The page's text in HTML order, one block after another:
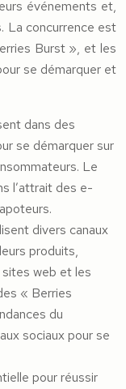
événements et,
La concurrence est
Burst », et les
se démarquer et
dans des
se démarquer sur
Le
l’attrait des e-
divers canaux
produits,
web et les
« Berries
du
sociaux pour se
pour réussir